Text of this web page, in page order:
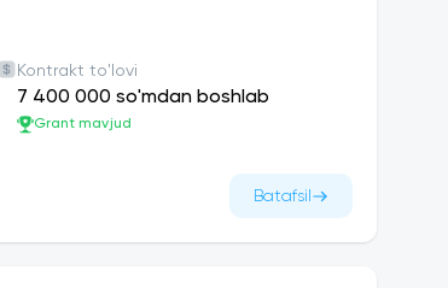
Kontrakt to'lovi
7 400 000 so'mdan boshlab
Grant mavjud
Batafsil